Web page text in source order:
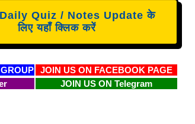
Quiz / Notes Update के
लिए यहाँ क्लिक करें
JOIN US ON FACEBOOK PAGE
JOIN US ON Telegram